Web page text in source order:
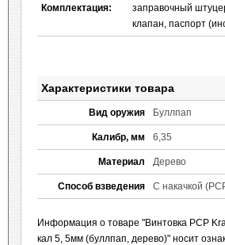
Комплектация:
заправочный
клапан, паспорт
Характеристики товара
Вид оружия Буллпап
Калибр, мм 6,35
Материал Дерево
Способ взведения С накачкой
Информация о товаре "Винтовка PCP
кал 5, 5мм (буллпап, дерево)" носит